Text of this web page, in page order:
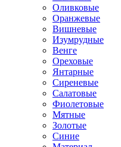
Оливковые
Оранжевые
Вишневые
Изумрудные
Венге
Ореховые
Янтарные
Сиреневые
Салатовые
Фиолетовые
Мятные
Золотые
Синие